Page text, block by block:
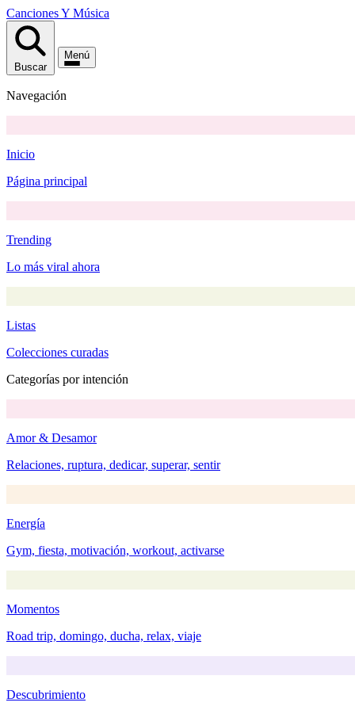
CancionesY Música
Buscar
Menú
Navegación
Inicio
Página principal
Trending
Lo más viral ahora
Listas
Colecciones curadas
Categorías por intención
Amor & Desamor
Relaciones, ruptura, dedicar, superar, sentir
Energía
Gym, fiesta, motivación, workout, activarse
Momentos
Road trip, domingo, ducha, relax, viaje
Descubrimiento